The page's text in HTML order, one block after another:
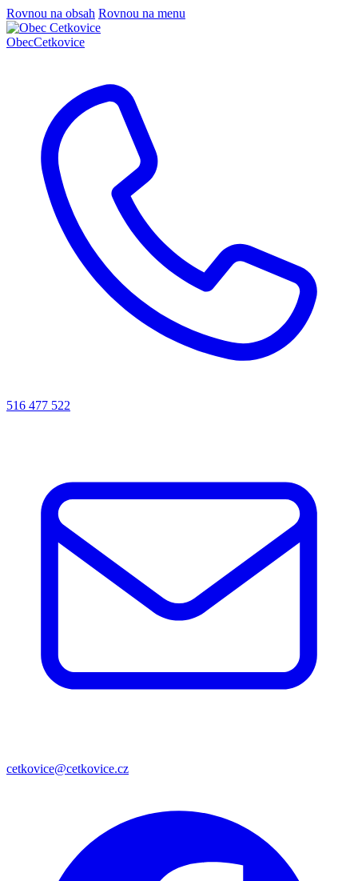
Rovnou na obsah Rovnou na menu
ObecCetkovice
516 477 522
cetkovice@cetkovice.cz